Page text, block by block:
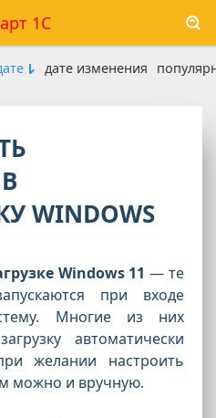
1С
дате изменения
WINDOWS
Windows 11 — те
при входе
Многие из них
автоматически
желании настроить
можно и вручную.